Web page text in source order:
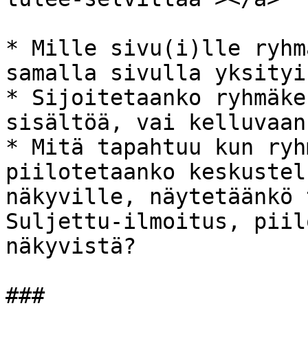
* Mille sivu(i)lle
samalla sivulla
* Sijoitetaanko
sisältöä, vai kelluvaan
* Mitä tapahtuu kun
piilotetaanko
näkyville,
Suljettu-ilmoitus,
näkyvistä?